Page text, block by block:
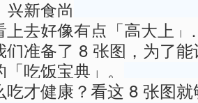
新食尚
上去好像有点「高大上
们准备了 8 张图，为了
吃饭宝典」。
吃才健康？看这 8 张图